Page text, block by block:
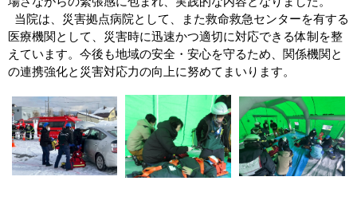
当院は、災害拠点病院として、また救命救急センターを有する
医療機関として、災害時に迅速かつ適切に対応できる体制を整
えています。今後も地域の安全・安心を守るため、関係機関と
の連携強化と災害対応力の向上に努めてまいります。